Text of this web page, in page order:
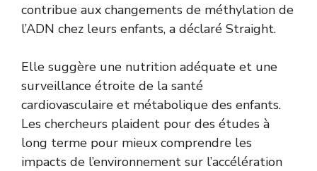
contribue aux changements de méthylation de
l’ADN chez leurs enfants, a déclaré Straight.
Elle suggère une nutrition adéquate et une
surveillance étroite de la santé
cardiovasculaire et métabolique des enfants.
Les chercheurs plaident pour des études à
long terme pour mieux comprendre les
impacts de l’environnement sur l’accélération